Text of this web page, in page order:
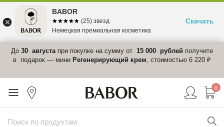
До 30 августапри покупке на сумму от 15 000 рублей получите
в подарок — мини Регенерирующий крем, стоимостью 6 220 ₽
0
BABOR
☆☆☆☆☆
★★★★★ (25) звезд
Немецкая премиальная косметика
Скачать